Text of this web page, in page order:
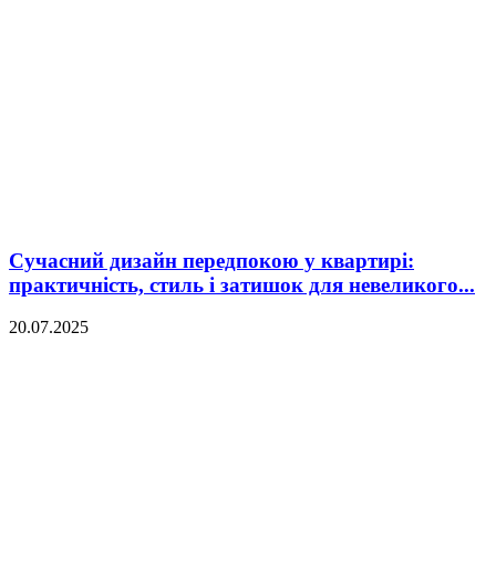
Сучасний дизайн передпокою у квартирі:
практичність, стиль і затишок для невеликого...
20.07.2025